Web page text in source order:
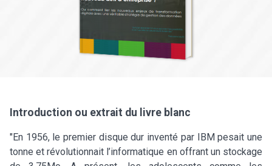
Introduction ou extrait du livre blanc
"En 1956, le premier disque dur inventé par IBM pesait une
tonne et révolutionnait l’informatique en offrant un stockage